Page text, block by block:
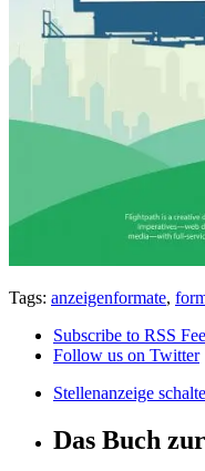
Tags: anzeigenformate,
Subscribe to RSS
Follow us on Twitter
Stellenanzeige
Das Buch